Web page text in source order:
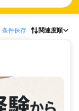
条件保存 関連度順